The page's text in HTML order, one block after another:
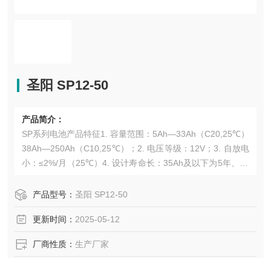
圣阳 SP12-50
产品简介：
SP系列电池产品特征1. 容量范围：5Ah—33Ah（C20,25℃）
38Ah—250Ah（C10,25℃）；2. 电压等级：12V；3. 自放电
小：≤2%/月（25℃）4. 设计寿命长：35Ah及以下为5年、35
5℃。主要应用领域U
产品型号： 圣阳 SP12-50
更新时间： 2025-05-12
厂商性质： 生产厂家